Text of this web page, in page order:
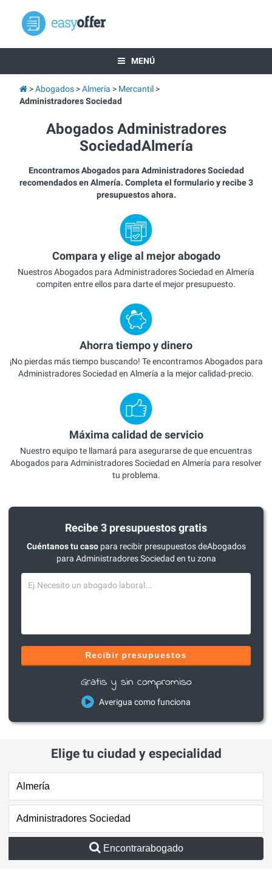
MENÚ
Abogados Almería
Mercantil
Administradores Sociedad
Abogados Administradores
SociedadAlmería
Encontramos Abogados para Administradores Sociedad
recomendados en Almería. Completa el formulario y recibe 3
presupuestos ahora.
Compara y elige al mejor abogado
Nuestros Abogados para Administradores Sociedad en Almería
compiten entre ellos para darte el mejor presupuesto.
Ahorra tiempo y dinero
¡No pierdas más tiempo buscando! Te encontramos Abogados para
Administradores Sociedad en Almería a la mejor calidad-precio.
Máxima calidad de servicio
Nuestro equipo te llamará para asegurarse de que encuentras
Abogados para Administradores Sociedad en Almería para resolver
tu problema.
Recibe 3 presupuestos gratis
Cuéntanos tu casopara recibir presupuestos deAbogados
para Administradores Sociedad en tu zona
Recibir presupuestos
Gratis y sin compromiso
Averigua como funciona
Elige tu ciudad y especialidad
Encontrarabogado